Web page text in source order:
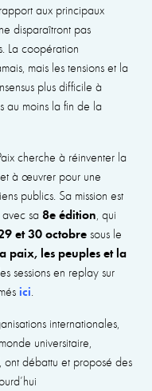
aux principaux
disparaîtront pas
La coopération
mais les tensions et la
plus difficile à
au moins la fin de la
cherche à réinventer la
à œuvrer pour une
publics. Sa mission est
sa 8e édition, qui
et 30 octobre sous le
paix, les peuples et la
sessions en replay sur
ici.
internationales,
universitaire,
débattu et proposé des